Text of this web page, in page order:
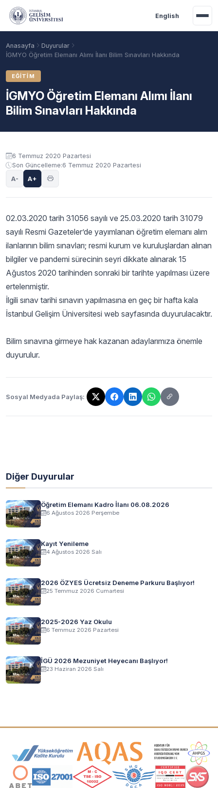
Ana içeriğe geç
English
Akademik Takvim Burslar Taban Puanlar
Anasayfa
Duyurular
İGMYO Öğretim Elemanı Alımı İlanı Bilim Sınavları Hakkında
EĞITIM
İGMYO Öğretim Elemanı Alımı İlanı
Bilim Sınavları Hakkında
Duyuru içeriği
6 Temmuz 2020 Pazartesi
Son Güncelleme:6 Temmuz 2020 Pazartesi
A- A+
02.03.2020 tarih 31056 sayılı ve 25.03.2020 tarih 31079
sayılı Resmi Gazeteler’de yayımlanan öğretim elemanı alım
ilanlarının bilim sınavları; resmi kurum ve kuruluşlardan alınan
bilgiler ve pandemi sürecinin seyri dikkate alınarak 15
Ağustos 2020 tarihinden sonraki bir tarihte yapılması üzere
ertelenmiştir.
İlgili sınav tarihi sınavın yapılmasına en geç bir hafta kala
İstanbul Gelişim Üniversitesi web sayfasında duyurulacaktır.
Bilim sınavına girmeye hak kazanan adaylarımıza önemle
duyurulur.
Sosyal Medyada Paylaş:
Bağlantı kopyalandı!
Diğer Duyurular
Öğretim Elemanı Kadro İlanı 06.08.2026
6 Ağustos 2026 Perşembe
Kayıt Yenileme
4 Ağustos 2026 Salı
2026 ÖZYES Ücretsiz Deneme Parkuru Başlıyor!
25 Temmuz 2026 Cumartesi
2025-2026 Yaz Okulu
6 Temmuz 2026 Pazartesi
İGÜ 2026 Mezuniyet Heyecanı Başlıyor!
23 Haziran 2026 Salı
Akreditasyon ve Üyelik Logoları